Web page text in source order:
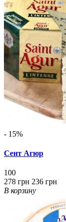
- 15%
Сент Агюр
100
278 грн 236 грн
В корзину